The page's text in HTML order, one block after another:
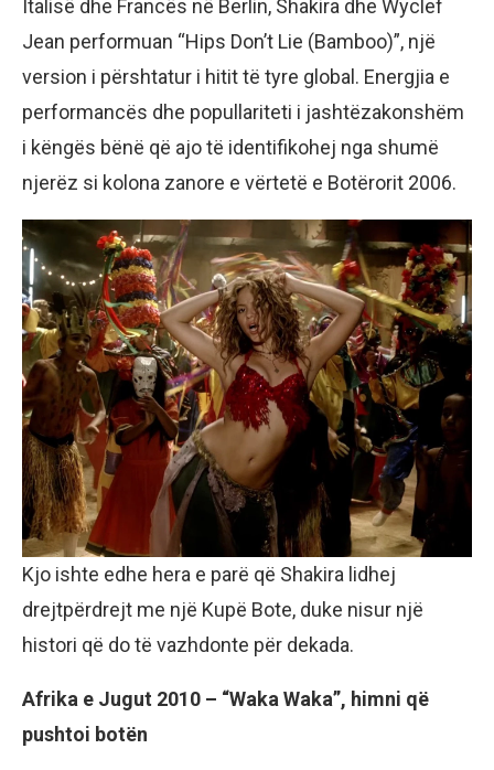
Italisë dhe Francës në Berlin, Shakira dhe Wyclef
Jean performuan “Hips Don’t Lie (Bamboo)”, një
version i përshtatur i hitit të tyre global. Energjia e
performancës dhe popullariteti i jashtëzakonshëm
i këngës bënë që ajo të identifikohej nga shumë
njerëz si kolona zanore e vërtetë e Botërorit 2006.
Kjo ishte edhe hera e parë që Shakira lidhej
drejtpërdrejt me një Kupë Bote, duke nisur një
histori që do të vazhdonte për dekada.
Afrika e Jugut 2010 – “Waka Waka”, himni që
pushtoi botën